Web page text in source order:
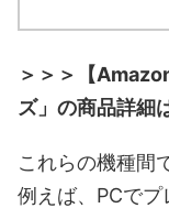
＞＞＞【
ズ」の商品詳細
これらの機種間
例えば、PCで